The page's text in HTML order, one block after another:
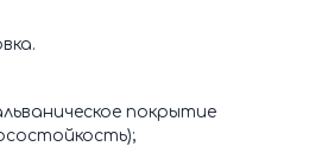
покрытие